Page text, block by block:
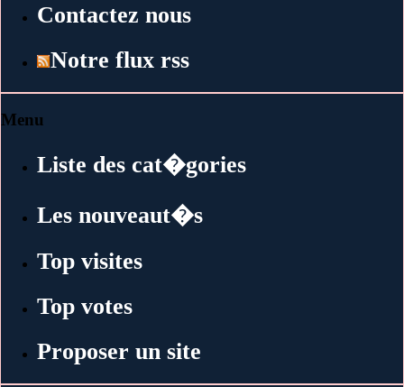
Contactez nous
Notre flux rss
Menu
Liste des cat�gories
Les nouveaut�s
Top visites
Top votes
Proposer un site